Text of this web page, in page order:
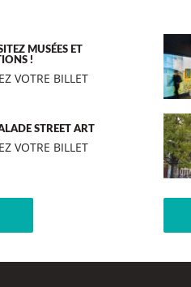
MUSÉES ET
!
VOTRE BILLET
STREET ART
VOTRE BILLET